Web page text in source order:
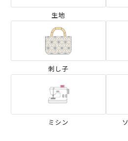
生地
刺し子
ミシン